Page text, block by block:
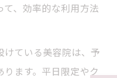
、効率的な利用方法
けている美容院は、予
ます。平日限定やク